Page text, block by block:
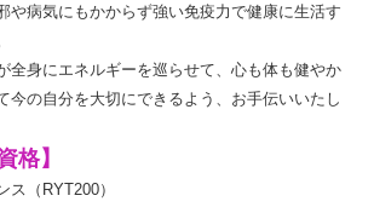
や病気にもかからず強い免疫力で健康に生活す
全身にエネルギーを巡らせて、 心も体も健やか
今の自分を大切にできるよう、お手伝いいたし
格】
（RYT200）